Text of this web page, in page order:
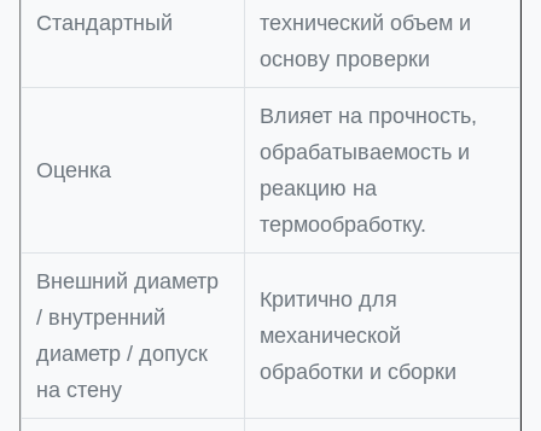
Стандартный
технический объем и
основу проверки
Оценка
Влияет на прочность,
обрабатываемость и
реакцию на
термообработку.
Внешний диаметр
/ внутренний
диаметр / допуск
на стену
Критично для
механической
обработки и сборки